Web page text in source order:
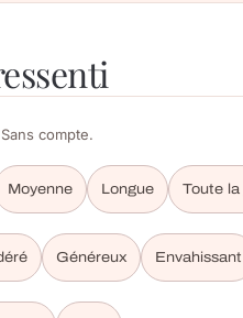
compte.
Moyenne Longue Toute
Généreux Envahissant